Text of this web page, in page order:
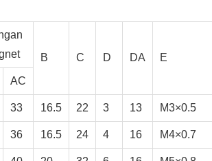
B C D DA E
AC
33 16.5 22 3 13 M3×0.5
36 16.5 24 4 16 M4×0.7